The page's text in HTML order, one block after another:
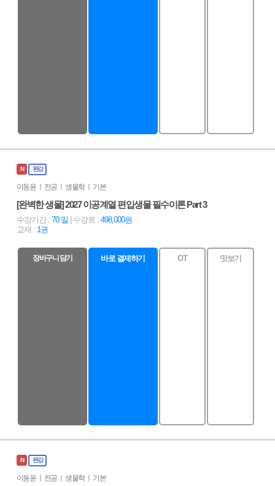
N 완강
이동윤 ㅣ 전공 ㅣ 생물학 ㅣ 기본
[완벽한 생물] 2027 이공계열 편입생물 필수이론 Part 3
수강기간 : 70 일 | 수강료 : 498,000원
교재 : 1권
장바구니 담기 바로 결제하기 OT 맛보기
N 완강
이동윤 ㅣ 전공 ㅣ 생물학 ㅣ 기본